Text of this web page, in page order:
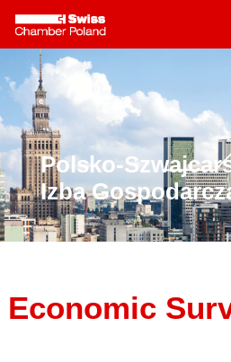
Skip
content
Polsko-
Izba
Economic